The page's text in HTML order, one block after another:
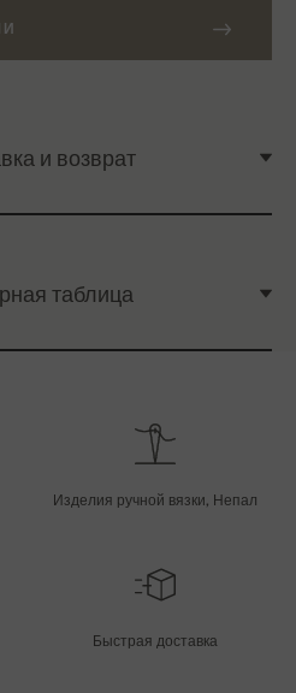
и возврат
таблица
Изделия ручной вязки, Непал
Быстрая доставка